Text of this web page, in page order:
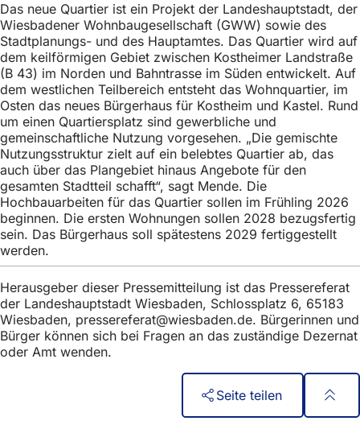
Das neue Quartier ist ein Projekt der Landeshauptstadt, der
Wiesbadener Wohnbaugesellschaft (GWW) sowie des
Stadtplanungs- und des Hauptamtes. Das Quartier wird auf
dem keilförmigen Gebiet zwischen Kostheimer Landstraße
(B 43) im Norden und Bahntrasse im Süden entwickelt. Auf
dem westlichen Teilbereich entsteht das Wohnquartier, im
Osten das neues Bürgerhaus für Kostheim und Kastel. Rund
um einen Quartiersplatz sind gewerbliche und
gemeinschaftliche Nutzung vorgesehen. „Die gemischte
Nutzungsstruktur zielt auf ein belebtes Quartier ab, das
auch über das Plangebiet hinaus Angebote für den
gesamten Stadtteil schafft“, sagt Mende. Die
Hochbauarbeiten für das Quartier sollen im Frühling 2026
beginnen. Die ersten Wohnungen sollen 2028 bezugsfertig
sein. Das Bürgerhaus soll spätestens 2029 fertiggestellt
werden.
Herausgeber dieser Pressemitteilung ist das Pressereferat
der Landeshauptstadt Wiesbaden, Schlossplatz 6, 65183
Wiesbaden, pressereferat wiesbaden de. Bürgerinnen und
Bürger können sich bei Fragen an das zuständige Dezernat
oder Amt wenden.
Seite teilen